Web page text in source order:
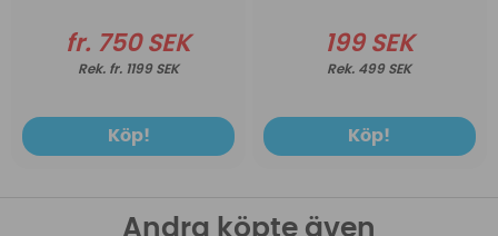
fr. 750 SEK
fr. 1199 SEK
Köp!
199 SEK
499 SEK
Köp!
Andra köpte även